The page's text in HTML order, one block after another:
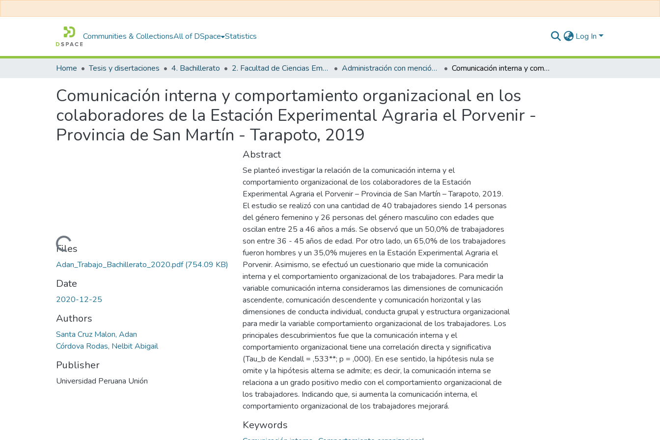
Communities & CollectionsAll of DSpace Statistics Log In
Home Tesis y disertaciones 4. Bachillerato 2. Facultad de Ciencias Empresariales Administración con mención en Gestión Empresarial Comunicación interna y comportamiento organizacional en los colaboradores de la Estación Experimental Agraria el Porvenir - Provincia de San Martín - Tarapoto, 2019
Comunicación interna y comportamiento organizacional en los
colaboradores de la Estación Experimental Agraria el Porvenir -
Provincia de San Martín - Tarapoto, 2019
Loading...
Files
Adan_Trabajo_Bachillerato_2020.pdf(754.09 KB)
Date
2020-12-25
Authors
Santa Cruz Malon, Adan
Córdova Rodas, Nelbit Abigail
Publisher
Universidad Peruana Unión
Abstract
Se planteó investigar la relación de la comunicación interna y el
comportamiento organizacional de los colaboradores de la Estación
Experimental Agraria el Porvenir – Provincia de San Martín – Tarapoto, 2019.
El estudio se realizó con una cantidad de 40 trabajadores siendo 14 personas
del género femenino y 26 personas del género masculino con edades que
oscilan entre 25 a 46 años a más. Se observó que un 50,0% de trabajadores
son entre 36 - 45 años de edad. Por otro lado, un 65,0% de los trabajadores
fueron hombres y un 35,0% mujeres en la Estación Experimental Agraria el
Porvenir. Asimismo, se efectuó un cuestionario que mide la comunicación
interna y el comportamiento organizacional de los trabajadores. Para medir la
variable comunicación interna consideramos las dimensiones de comunicación
ascendente, comunicación descendente y comunicación horizontal y las
dimensiones de conducta individual, conducta grupal y estructura organizacional
para medir la variable comportamiento organizacional de los trabajadores. Los
principales descubrimientos fue que la comunicación interna y el
comportamiento organizacional tiene una correlación directa y significativa
(Tau_b de Kendall = ,533**; p = ,000). En ese sentido, la hipótesis nula se
omite y la hipótesis alterna se admite; es decir, la comunicación interna se
relaciona a un grado positivo medio con el comportamiento organizacional de
los trabajadores. Indicando que, si aumenta la comunicación interna, el
comportamiento organizacional de los trabajadores mejorará.
Keywords